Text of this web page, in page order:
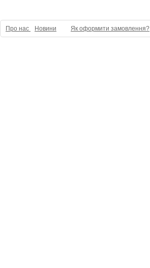
Про нас Новини Як оформити замовлення?